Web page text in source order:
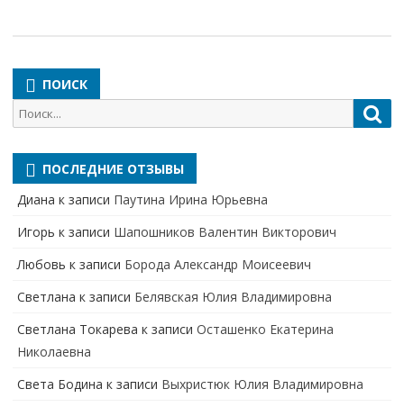
ПОИСК
Поиск
для:
ПОСЛЕДНИЕ ОТЗЫВЫ
Диана к записи Паутина Ирина Юрьевна
Игорь к записи Шапошников Валентин Викторович
Любовь к записи Борода Александр Моисеевич
Светлана к записи Белявская Юлия Владимировна
Cветлана Токарева к записи Осташенко Екатерина
Николаевна
Света Бодина к записи Выхристюк Юлия Владимировна